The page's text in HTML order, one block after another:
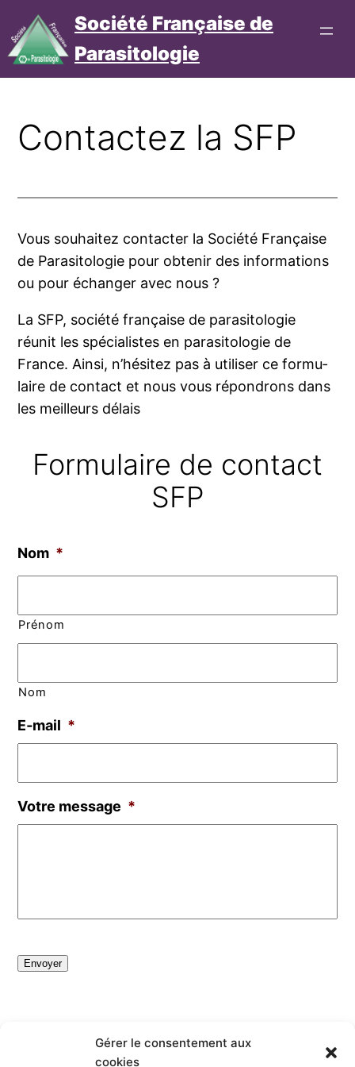
Gérer le consentement aux
cookies
au
contenu
Société Française de
Parasitologie
Connexion
Contactez la SFP
Vous sou­hai­tez contac­ter la Société Française
de Parasitologie pour obte­nir des infor­ma­tions
ou pour échan­ger avec nous ?
La SFP, socié­té fran­çaise de para­si­to­lo­gie
réunit les spé­cia­listes en para­si­to­lo­gie de
France. Ainsi, n’hé­si­tez pas à uti­li­ser ce for­mu­
laire de contact et nous vous répon­drons dans
les meilleurs délais
Formulaire de contact
SFP
Nom *
Prénom
Nom
E‑mail *
Votre mes­sage *
Envoyer